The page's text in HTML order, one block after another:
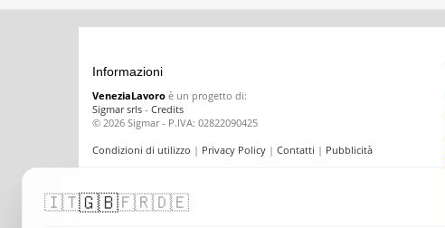
Informazioni
VeneziaLavoro è un progetto di:
Sigmar srls - Credits
© 2026 Sigmar - P.IVA: 02822090425
Condizioni di utilizzo | Privacy Policy | Contatti | Pubblicità
🇮🇹🇬🇧🇫🇷🇩🇪